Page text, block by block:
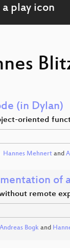
(in Dylan)
oriented
Hannes Mehnert and
of
remote
Andreas Bogk and